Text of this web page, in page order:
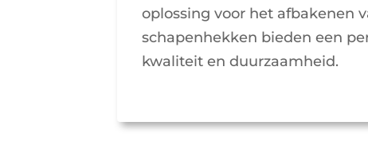
oplossing voor het afbakenen
schapenhekken bieden een
kwaliteit en duurzaamheid.